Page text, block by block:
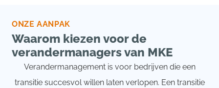
ONZE AANPAK
Waarom kiezen voor de
verandermanagers van MKE
Verandermanagement is voor bedrijven die een
transitie succesvol willen laten verlopen. Een transitie